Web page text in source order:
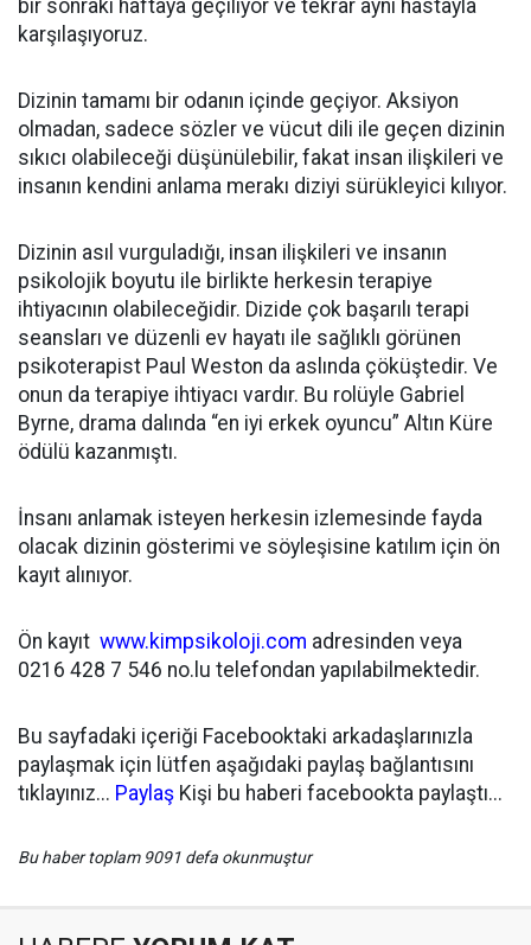
bir sonraki haftaya geçiliyor ve tekrar aynı hastayla
karşılaşıyoruz.
Dizinin tamamı bir odanın içinde geçiyor. Aksiyon
olmadan, sadece sözler ve vücut dili ile geçen dizinin
sıkıcı olabileceği düşünülebilir, fakat insan ilişkileri ve
insanın kendini anlama merakı diziyi sürükleyici kılıyor.
Dizinin asıl vurguladığı, insan ilişkileri ve insanın
psikolojik boyutu ile birlikte herkesin terapiye
ihtiyacının olabileceğidir. Dizide çok başarılı terapi
seansları ve düzenli ev hayatı ile sağlıklı görünen
psikoterapist Paul Weston da aslında çöküştedir. Ve
onun da terapiye ihtiyacı vardır. Bu rolüyle Gabriel
Byrne, drama dalında “en iyi erkek oyuncu” Altın Küre
ödülü kazanmıştı.
İnsanı anlamak isteyen herkesin izlemesinde fayda
olacak dizinin gösterimi ve söyleşisine katılım için ön
kayıt alınıyor.
Ön kayıt www.kimpsikoloji.com adresinden veya
0216 428 7 546 no.lu telefondan yapılabilmektedir.
Bu sayfadaki içeriği Facebooktaki arkadaşlarınızla
paylaşmak için lütfen aşağıdaki paylaş bağlantısını
tıklayınız... Paylaş Kişi bu haberi facebookta paylaştı...
Bu haber toplam 9091 defa okunmuştur